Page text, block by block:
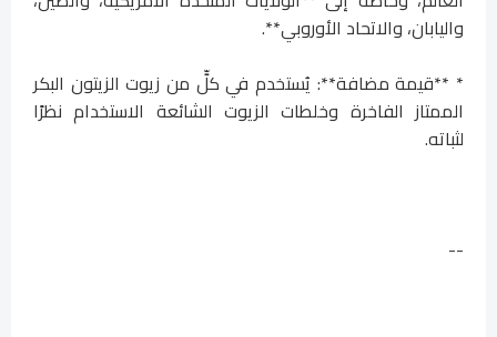
واليابان، والاتحاد الأوروبي**.
* **قيمة مضافة**: يُستخدم في كلٍّ من زيوت الزيتون البكر
الممتاز الفاخرة وخلطات الزيوت الشائعة الاستخدام نظرًا
لثباته.
--